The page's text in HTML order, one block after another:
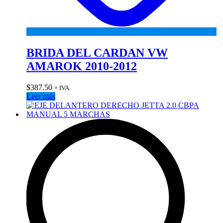
BRIDA DEL CARDAN VW
AMAROK 2010-2012
$387.50 + IVA
Leer más